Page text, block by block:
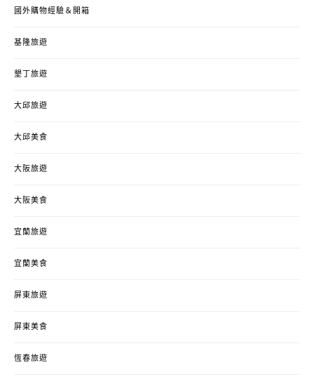
國外購物經驗＆開箱
基隆旅遊
墾丁旅遊
大邱旅遊
大邱美食
大阪旅遊
大阪美食
宜蘭旅遊
宜蘭美食
屏東旅遊
屏東美食
恆春旅遊